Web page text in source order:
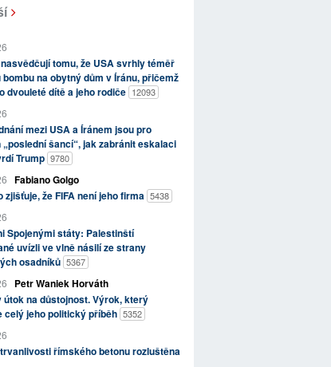
tomu, že USA svrhly téměř
na obytný dům v Íránu, přičemž
dvouleté dítě a jeho rodiče 12093
mezi USA a Íránem jsou pro
„poslední šancí“, jak zabránit eskalaci
Trump 9780
Fabiano Golgo
zjišťuje, že FIFA není jeho firma 5438
Spojenými státy: Palestinští
uvízli ve vlně násilí ze strany
osadníků 5367
Petr Waniek Horváth
útok na důstojnost. Výrok, který
celý jeho politický příběh 5352
římského betonu rozluštěna